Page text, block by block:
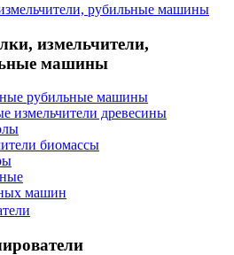
рубильные машины
измельчители,
машины
рубильные машины
измельчители древесины
биомассы
машин